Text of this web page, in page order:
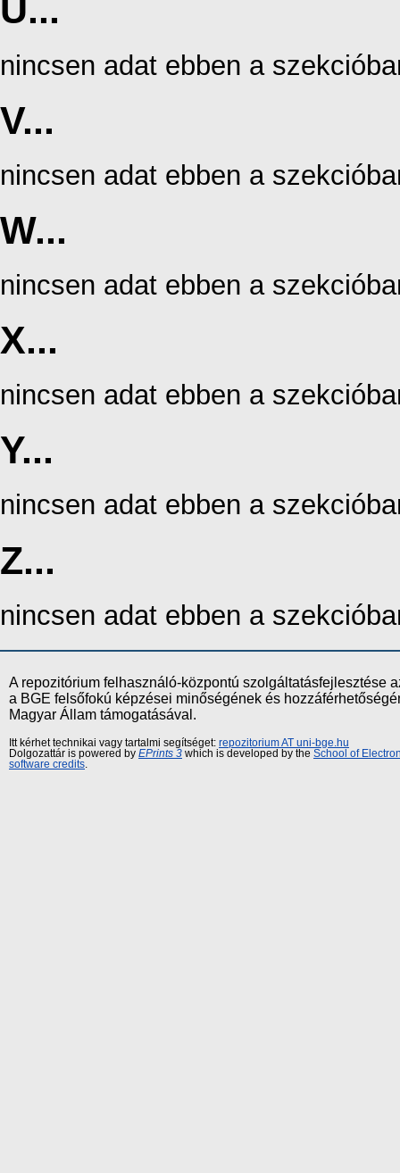
U...
nincsen adat ebben a
V...
nincsen adat ebben a
W...
nincsen adat ebben a
X...
nincsen adat ebben a
Y...
nincsen adat ebben a
Z...
nincsen adat ebben a
A repozitórium felhasználó-központú szolgáltatásfejlesztése
a BGE felsőfokú képzései minőségének és
Magyar Állam támogatásával.
Itt kérhet technikai vagy tartalmi segítséget: repozitorium AT uni-bge.hu
Dolgozattár is powered by EPrints 3 which is developed by the School of
software credits